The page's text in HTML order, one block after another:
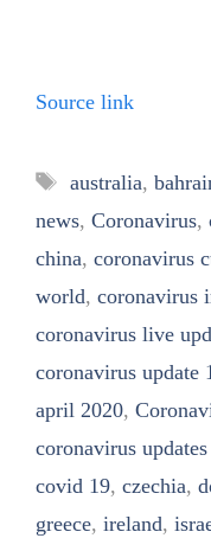
Source link
Tags
australia,
news, Coronavirus,
china, coronavirus
world, coronavirus
coronavirus live
coronavirus update
april 2020,
coronavirus
covid 19, czechia,
greece, ireland,